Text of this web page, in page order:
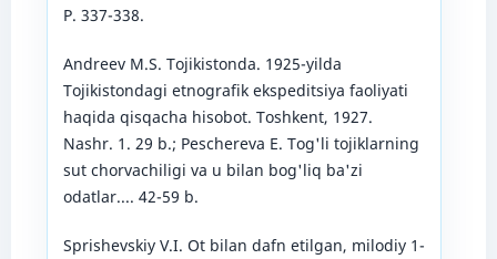
Р. 337-338.
Andreev M.S. Tojikistonda. 1925-yilda
Tojikistondagi etnografik ekspeditsiya faoliyati
haqida qisqacha hisobot. Toshkent, 1927.
Nashr. 1. 29 b.; Peschereva E. Tog'li tojiklarning
sut chorvachiligi va u bilan bog'liq ba'zi
odatlar.... 42-59 b.
Sprishevskiy V.I. Ot bilan dafn etilgan, milodiy 1-